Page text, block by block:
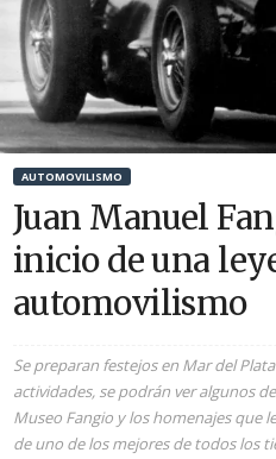
AUTOMOVILISMO
Juan Manuel
inicio de una
automovilismo
Se preparan festejos en Mar del
actividades, se podrán ver algunos
Museo Fangio y los homenajes que
de uno de los mejores de todos los